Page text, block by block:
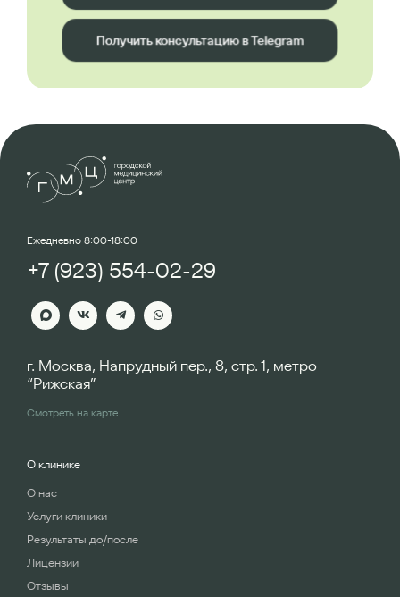
Получить консультацию в Telegram
Ежедневно 8:00-18:00
+7 (923) 554-02-29
г. Москва, Напрудный пер., 8, стр. 1, метро
“Рижская”
Смотреть на карте
О клинике
О нас
Услуги клиники
Результаты до/после
Лицензии
Отзывы